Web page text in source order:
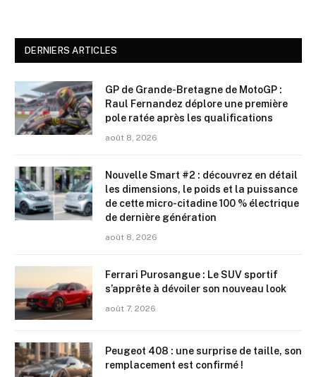
DERNIERS ARTICLES
GP de Grande-Bretagne de MotoGP :
Raul Fernandez déplore une première
pole ratée après les qualifications
août 8, 2026
Nouvelle Smart #2 : découvrez en détail
les dimensions, le poids et la puissance
de cette micro-citadine 100 % électrique
de dernière génération
août 8, 2026
Ferrari Purosangue : Le SUV sportif
s’apprête à dévoiler son nouveau look
août 7, 2026
Peugeot 408 : une surprise de taille, son
remplacement est confirmé !